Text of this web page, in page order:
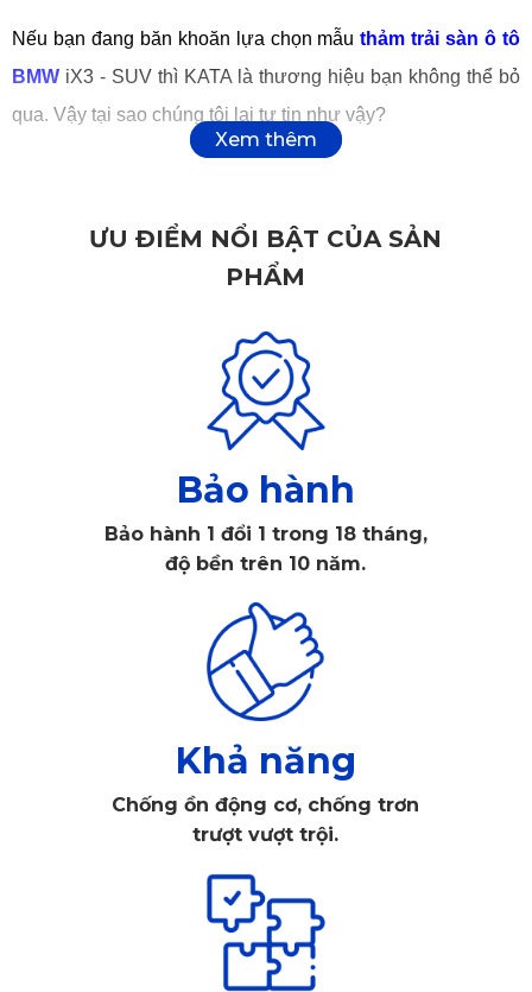
Nếu bạn đang băn khoăn lựa chọn mẫuthảm trải sàn ô tô
BMW iX3 - SUV thì KATA là thương hiệu bạn không thể bỏ
qua. Vậy tại sao chúng tôi lại tự tin như vậy?
chế rác thải môi trường. Thiết kế dựa trên công nghệ hiện
Thảm lót sàn BMW iX3 - SUV đa dạng hóa lựa chọn cho
Thảm lót sàn KATA được thiết kế với 9 màu sắc riêng biệt,
dựa trên sự nghiên cứu thị trường kỹ lưỡng, để cho khách
hàng có thể lựa chọn được bộ thảm lót sàn với màu sắc phù
hợp trang bị cho ô tô.
ƯU ĐIỂM NỔI BẬT CỦA SẢN
PHẨM
Bảo hành
Bảo hành 1 đổi 1 trong 18 tháng,
độ bền trên 10 năm.
Khả năng
Chống ồn động cơ, chống trơn
trượt vượt trội.